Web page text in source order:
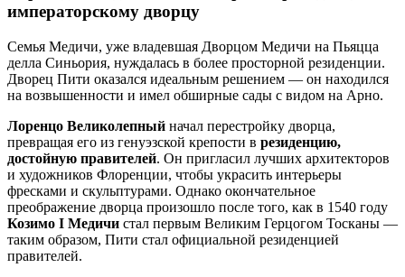
императорскому дворцу
Семья Медичи, уже владевшая Дворцом Медичи на Пьяцца
делла Синьория, нуждалась в более просторной резиденции.
Дворец Пити оказался идеальным решением — он находился
на возвышенности и имел обширные сады с видом на Арно.
Лоренцо Великолепный начал перестройку дворца,
превращая его из генуэзской крепости в резиденцию,
достойную правителей. Он пригласил лучших архитекторов
и художников Флоренции, чтобы украсить интерьеры
фресками и скульптурами. Однако окончательное
преображение дворца произошло после того, как в 1540 году
Козимо I Медичи стал первым Великим Герцогом Тосканы —
таким образом, Пити стал официальной резиденцией
правителей.